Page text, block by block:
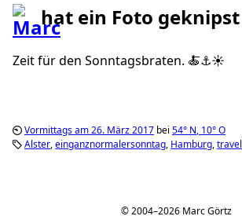
hat ein Foto geknipst
Zeit für den Sonntagsbraten. 🍝⚓️☀️
Vormittags am 26. März 2017 bei 54° N, 10°O
Alster einganznormalersonntag Hamburg travel
© 2004–2026 Marc Görtz